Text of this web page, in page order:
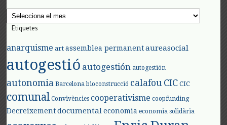
Arxius
Etiquetes
anarquisme art assemblea permanent aureasocial
autogestió autogestión autogestión
autonomia Barcelona bioconstrucció calafouCIC CIC
comunal Convivències cooperativisme coopfunding
Decreixement documental economia economia solidària